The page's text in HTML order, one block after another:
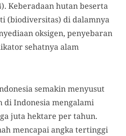
Keberadaan hutan beserta
(biodiversitas) di dalamnya
oksigen, penyebaran
sehatnya alam
semakin menyusut
di Indonesia mengalami
juta hektare per tahun.
mencapai angka tertinggi